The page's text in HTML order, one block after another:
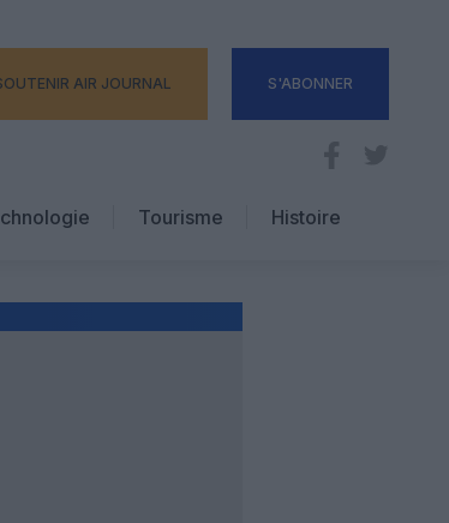
AIR JOURNAL S'ABONNER
Tourisme
Hôtellerie
Histoire